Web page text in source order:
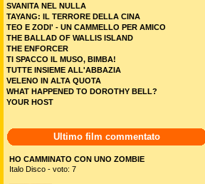
SVANITA NEL NULLA
TAYANG: IL TERRORE DELLA CINA
TEO E ZODI' - UN CAMMELLO PER AMICO
THE BALLAD OF WALLIS ISLAND
THE ENFORCER
TI SPACCO IL MUSO, BIMBA!
TUTTE INSIEME ALL'ABBAZIA
VELENO IN ALTA QUOTA
WHAT HAPPENED TO DOROTHY BELL?
YOUR HOST
Ultimo film commentato
HO CAMMINATO CON UNO ZOMBIE
Italo Disco - voto: 7